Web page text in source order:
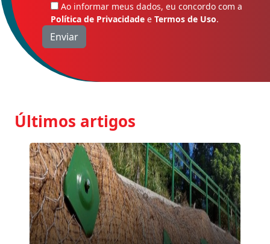
Ao informar meus dados, eu concordo com a
Política de Privacidade e Termos de Uso.
Últimos artigos